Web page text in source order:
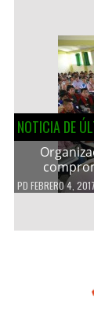
NOTICIA DE
PD FEBRERO 4, 2017